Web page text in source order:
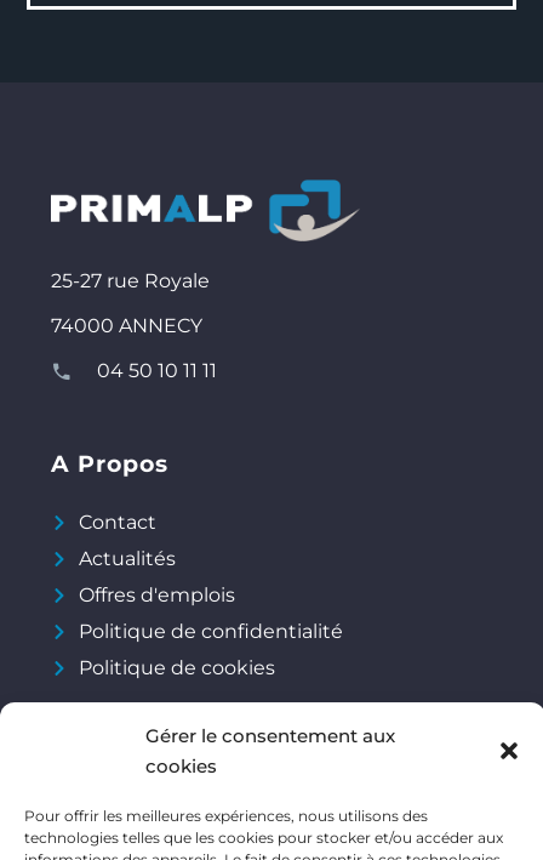
Gérer le consentement aux
cookies
Pour offrir les meilleures expériences, nous utilisons des
technologies telles que les cookies pour stocker et/ou accéder aux
25-27 rue Royale
74000 ANNECY
04 50 10 11 11
A Propos
Contact
Actualités
Offres d'emplois
Politique de confidentialité
Politique de cookies
Réseaux Sociaux